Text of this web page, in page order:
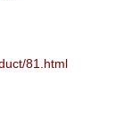
81.html